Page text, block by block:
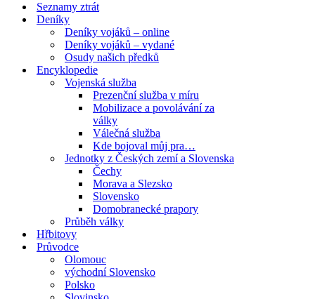
Seznamy ztrát
Deníky
Deníky vojáků – online
Deníky vojáků – vydané
Osudy našich předků
Encyklopedie
Vojenská služba
Prezenční služba v míru
Mobilizace a povolávání za
války
Válečná služba
Kde bojoval můj pra…
Jednotky z Českých zemí a Slovenska
Čechy
Morava a Slezsko
Slovensko
Domobranecké prapory
Průběh války
Hřbitovy
Průvodce
Olomouc
východní Slovensko
Polsko